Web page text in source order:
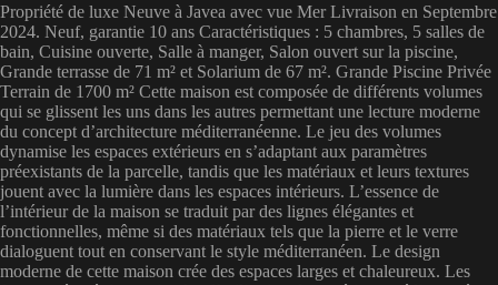
Propriété de luxe Neuve à Javea avec vue Mer Livraison en Septembre
2024. Neuf, garantie 10 ans Caractéristiques : 5 chambres, 5 salles de
bain, Cuisine ouverte, Salle à manger, Salon ouvert sur la piscine,
Grande terrasse de 71 m² et Solarium de 67 m². Grande Piscine Privée
Terrain de 1700 m² Cette maison est composée de différents volumes
qui se glissent les uns dans les autres permettant une lecture moderne
du concept d’architecture méditerranéenne. Le jeu des volumes
dynamise les espaces extérieurs en s’adaptant aux paramètres
préexistants de la parcelle, tandis que les matériaux et leurs textures
jouent avec la lumière dans les espaces intérieurs. L’essence de
l’intérieur de la maison se traduit par des lignes élégantes et
fonctionnelles, même si des matériaux tels que la pierre et le verre
dialoguent tout en conservant le style méditerranéen. Le design
moderne de cette maison crée des espaces larges et chaleureux. Les